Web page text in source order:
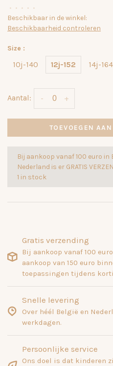
• • • • •
Beschikbaar in de winkel:
Beschikbaarheid controleren
Size :
10j-140 12j-152 14j-164
Aantal: +
-
TOEVOEGEN
Bij aankoop vanaf 100 euro in
Nederland is er GRATIS
1 in stock
Gratis verzending
Bij aankoop vanaf 100
aankoop van 150 euro
toepassingen tijdens
Snelle levering
Over héél België en
werkdagen.
Persoonlijke service
Ons doel is dat kinderen